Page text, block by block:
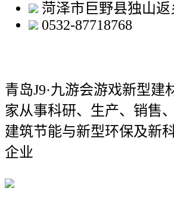
菏泽市巨野县独山返
0532-87718768
青岛J9·九游会游戏新型建
家从事科研、生产、销售
建筑节能与新型环保及新
企业